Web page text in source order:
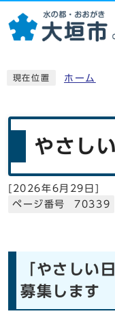
現在位置 ホーム
やさし
[ 2026年6月29日 ]
ページ番号 70339
「やさしい
募集します